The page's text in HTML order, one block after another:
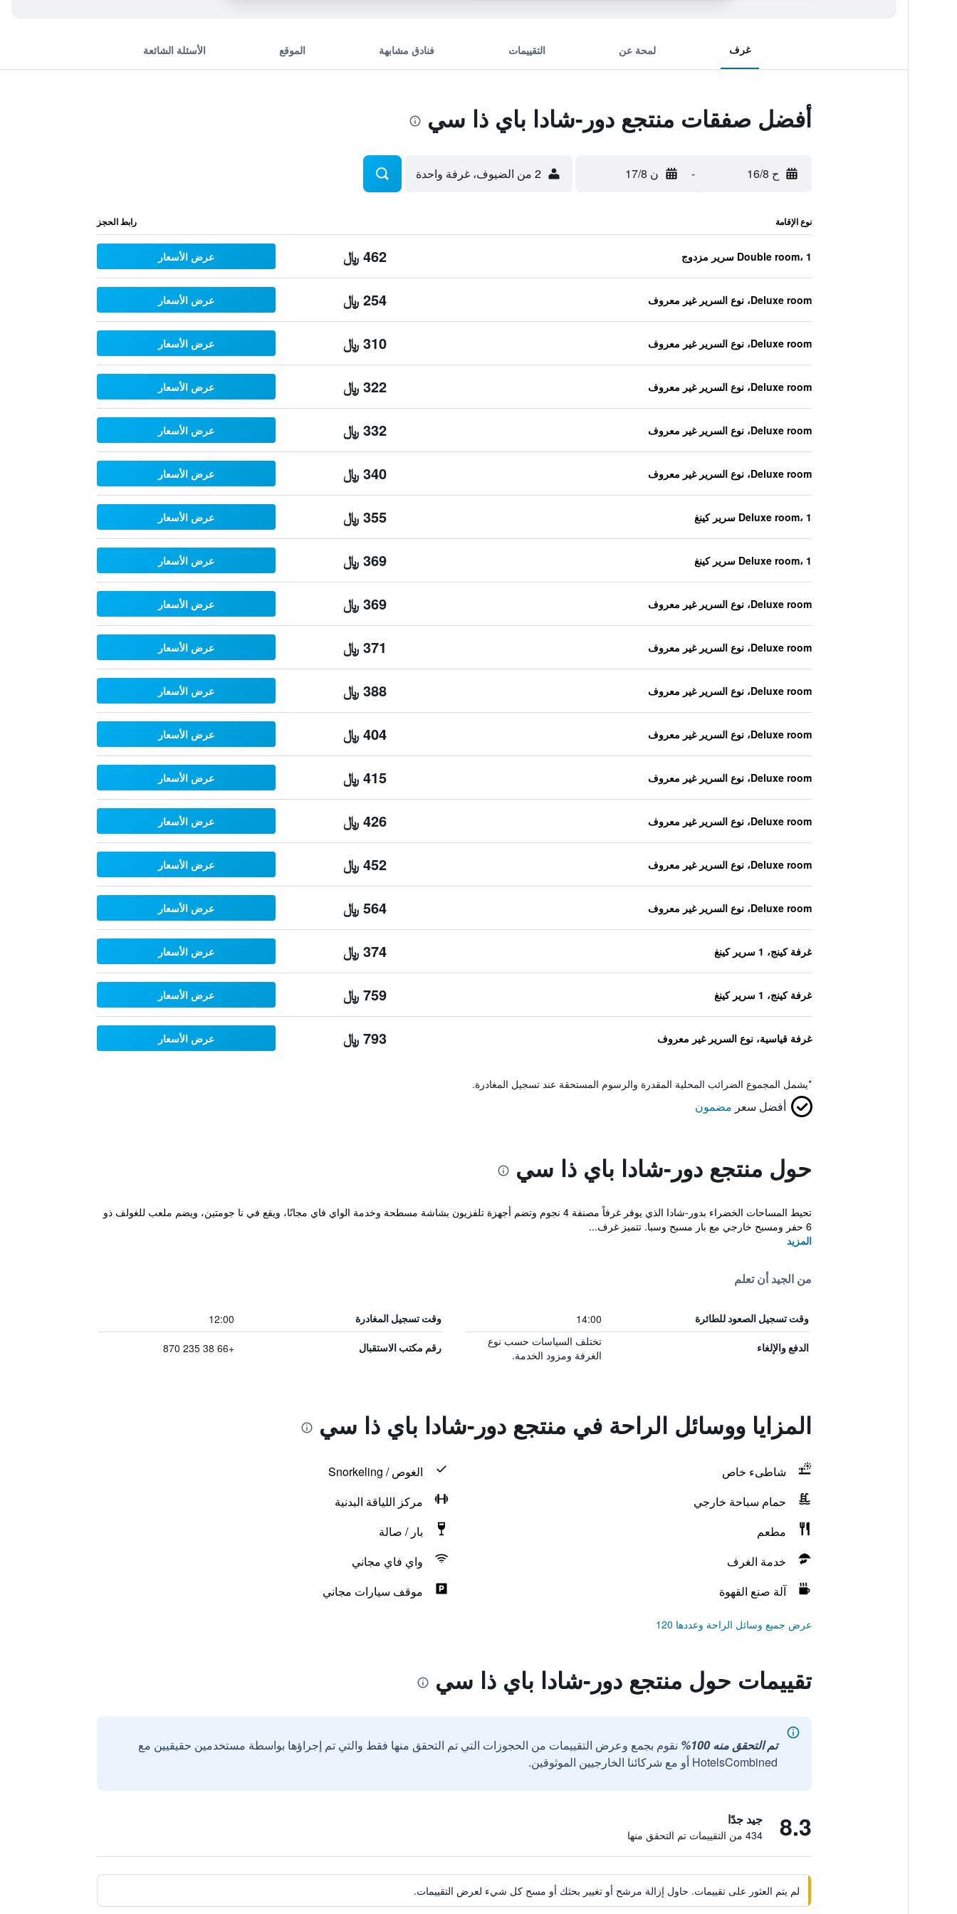
غرف لمحة عن التقييمات فنادق مشابهة الموقع الأسئلة الشائعة
أفضل صفقات منتجع دور-شادا باي ذا سي
ح 16/8 - ن 17/8 2 من الضيوف، غرفة واحدة
نوع الإقامة رابط الحجز
Double room، 1 سرير مزدوج 462 ﷼ عرض الأسعار
Deluxe room، نوع السرير غير معروف 254 ﷼ عرض الأسعار
Deluxe room، نوع السرير غير معروف 310 ﷼ عرض الأسعار
Deluxe room، نوع السرير غير معروف 322 ﷼ عرض الأسعار
Deluxe room، نوع السرير غير معروف 332 ﷼ عرض الأسعار
Deluxe room، نوع السرير غير معروف 340 ﷼ عرض الأسعار
Deluxe room، 1 سرير كينغ 355 ﷼ عرض الأسعار
Deluxe room، 1 سرير كينغ 369 ﷼ عرض الأسعار
Deluxe room، نوع السرير غير معروف 369 ﷼ عرض الأسعار
Deluxe room، نوع السرير غير معروف 371 ﷼ عرض الأسعار
Deluxe room، نوع السرير غير معروف 388 ﷼ عرض الأسعار
Deluxe room، نوع السرير غير معروف 404 ﷼ عرض الأسعار
Deluxe room، نوع السرير غير معروف 415 ﷼ عرض الأسعار
Deluxe room، نوع السرير غير معروف 426 ﷼ عرض الأسعار
Deluxe room، نوع السرير غير معروف 452 ﷼ عرض الأسعار
Deluxe room، نوع السرير غير معروف 564 ﷼ عرض الأسعار
غرفة كينج، 1 سرير كينغ 374 ﷼ عرض الأسعار
غرفة كينج، 1 سرير كينغ 759 ﷼ عرض الأسعار
غرفة قياسية، نوع السرير غير معروف 793 ﷼ عرض الأسعار
*يشمل المجموع الضرائب المحلية المقدرة والرسوم المستحقة عند تسجيل المغادرة.
أفضل سعر مضمون
حول منتجع دور-شادا باي ذا سي
تحيط المساحات الخضراء بدور-شادا الذي يوفر غرفاً مصنفة 4 نجوم وتضم أجهزة تلفزيون بشاشة مسطحة وخدمة الواي فاي مجانًا، ويقع في نا جومتين، ويضم ملعب للغولف ذو
6 حفر ومسبح خارجي مع بار مسبح وسبا. تتميز غرف...
المزيد
من الجيد أن تعلم
وقت تسجيل الصعود للطائرة 14:00 وقت تسجيل المغادرة 12:00
الدفع والإلغاء
تختلف السياسات حسب نوع
الغرفة ومزود الخدمة.
رقم مكتب الاستقبال +66 38 235 870
المزايا ووسائل الراحة في منتجع دور-شادا باي ذا سي
شاطىء خاص
الغوص / Snorkeling
حمام سباحة خارجي
مركز اللياقة البدنية
مطعم
بار / صالة
خدمة الغرف
واي فاي مجاني
آلة صنع القهوة
موقف سيارات مجاني
عرض جميع وسائل الراحة وعددها 120
تقييمات حول منتجع دور-شادا باي ذا سي
تم التحقق منه 100%
نقوم بجمع وعرض التقييمات من الحجوزات التي تم التحقق منها فقط والتي تم إجراؤها بواسطة مستخدمين حقيقيين مع
HotelsCombined أو مع شركائنا الخارجيين الموثوقين.
8.3 جيد جدًا
434 من التقييمات تم التحقق منها
لم يتم العثور على تقييمات. حاول إزالة مرشح أو تغيير بحثك أو مسح كل شيء لعرض التقييمات.